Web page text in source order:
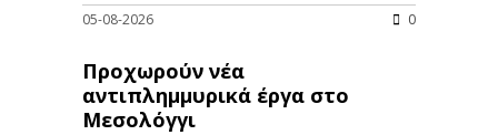
05-08-2026 0
Προχωρούν νέα
αντιπλημμυρικά έργα στο
Μεσολόγγι